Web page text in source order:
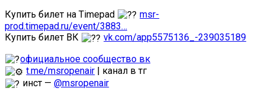
Купить билет на Timepad
msr-
prod.timepad.ru/event/3883…
Купить билет ВК
vk.com/app5575136_-239035189
официальное сообщество вк
t.me/msropenair | канал в тг
инст —@msropenair